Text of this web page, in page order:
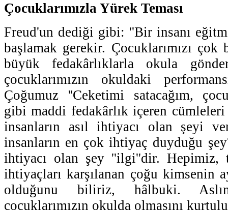
Çocuklarımızla Yürek Teması
Freud'un dediği gibi: ''Bir insanı
başlamak gerekir. Çocuklarımızı
büyük fedakârlıklarla okula
çocuklarımızın okuldaki
Çoğumuz ''Ceketimi satacağım,
gibi maddi fedakârlık içeren
insanların asıl ihtiyacı olan şeyi
insanların en çok ihtiyaç duyduğu
ihtiyacı olan şey ''ilgi''dir. Hepimiz,
ihtiyaçları karşılanan çoğu kimsenin
olduğunu biliriz, hâlbuki.
çocuklarımızın okulda olmasını